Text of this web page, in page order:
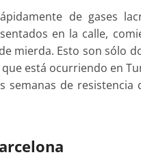
de gases
en la calle,
mierda. Esto son sólo
está ocurriendo en
semanas de